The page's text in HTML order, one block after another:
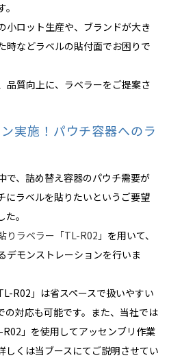
小ロット生産や、ブランドが大き
時などラベルの貼付面でお困りで
品質向上に、ラベラーをご提案さ
実施！パウチ容器へのラ
、詰め替え容器のパウチ需要が
にラベルを貼りたいというご要望
。
りラベラー「TL-R02」 を用いて、
デモンストレーションを行いま
R02」は省スペースで扱いやすい
の対応も可能です。また、当社では
」を使用してアッセンブリ作業
しくは当ブースにてご説明させてい